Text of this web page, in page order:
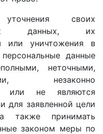
уточнения своих
данных, их
или уничтожения в
данные
неточными,
незаконно
или не являются
для заявленной цели
также принимать
законом меры по